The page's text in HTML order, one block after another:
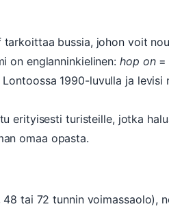
bussia, johon voit
on englanninkielinen: hop on=
1990-luvulla ja
erityisesti turisteille, jotka
omaa opasta.
tai 72 tunnin voimassaolo),